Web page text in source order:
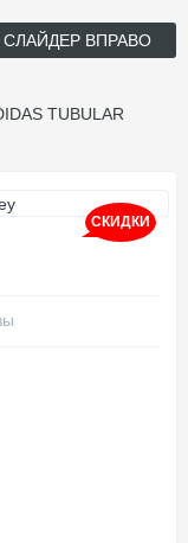
СЛАЙДЕР ВПРАВО
TUBULAR
СКИДКИ